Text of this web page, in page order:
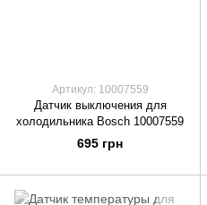
Артикул: 10007559
Датчик выключения для
холодильника Bosch 10007559
695 грн